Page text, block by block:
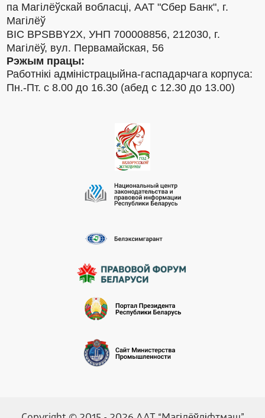
па Магілёўскай вобласці, ААТ "Сбер Банк", г.
Магілёў
BIC BPSBBY2X, УНП 700008856, 212030, г.
Магілёў, вул. Первамайская, 56
Рэжым працы:
Работнікі адміністрацыйна-гаспадарчага корпуса:
Пн.-Пт. с 8.00 до 16.30 (абед с 12.30 до 13.00)